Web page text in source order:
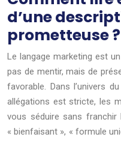
d’une
prometteuse ?
Le langage marketing est
pas de mentir, mais de
favorable. Dans l’univers
allégations est stricte, les
vous séduire sans franchir
« bienfaisant », « formule